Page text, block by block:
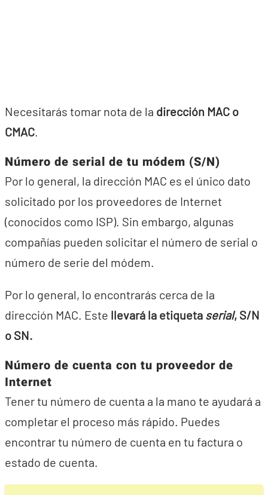
Necesitarás tomar nota de la dirección MAC o
CMAC.
Número de serial de tu módem (S/N)
Por lo general, la dirección MAC es el único dato
solicitado por los proveedores de Internet
(conocidos como ISP). Sin embargo, algunas
compañías pueden solicitar el número de serial o
número de serie del módem.
Por lo general, lo encontrarás cerca de la
dirección MAC. Este llevará la etiqueta serial, S/N
o SN.
Número de cuenta con tu proveedor de
Internet
Tener tu número de cuenta a la mano te ayudará a
completar el proceso más rápido. Puedes
encontrar tu número de cuenta en tu factura o
estado de cuenta.